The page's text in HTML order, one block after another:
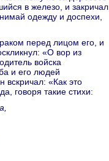
в железо, и закричал
одежду и доспехи,
«О вор из
войска
и его людей
«Как это
говоря такие стихи: